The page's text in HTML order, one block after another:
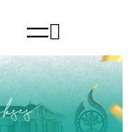
Cari